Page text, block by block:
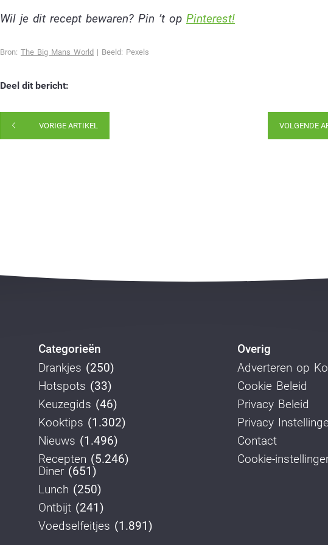
Wil je dit recept bewaren? Pin ’t op Pinterest!
Bron: The Big Mans World | Beeld: Pexels
Deel dit bericht:
VORIGE ARTIKEL VOLGENDE
Categorieën
Drankjes (250)
Hotspots (33)
Keuzegids (46)
Kooktips (1.302)
Nieuws (1.496)
Recepten (5.246)
Diner(651)
Lunch (250)
Ontbijt(241)
Voedselfeitjes (1.891)
Overig
Adverteren op
Cookie Beleid
Privacy Beleid
Privacy
Contact
Cookie-